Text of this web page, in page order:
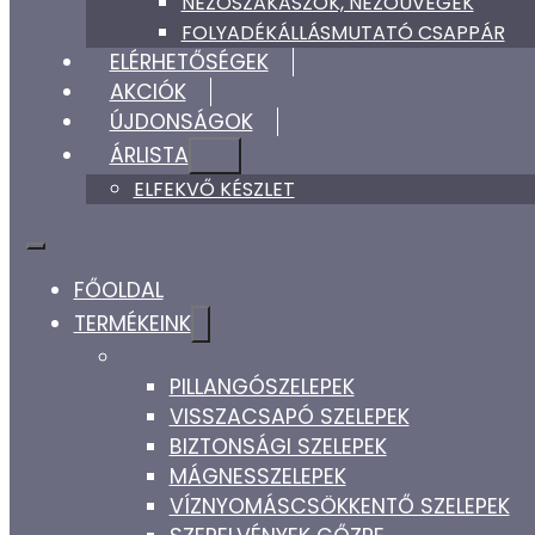
FOLYADÉKÁLLÁSMUTATÓ CSAPPÁR
ELÉRHETŐSÉGEK
AKCIÓK
ÚJDONSÁGOK
ÁRLISTA
ELFEKVŐ KÉSZLET
FŐOLDAL
TERMÉKEINK
PILLANGÓSZELEPEK
VISSZACSAPÓ SZELEPEK
BIZTONSÁGI SZELEPEK
MÁGNESSZELEPEK
VÍZNYOMÁSCSÖKKENTŐ SZELEPEK